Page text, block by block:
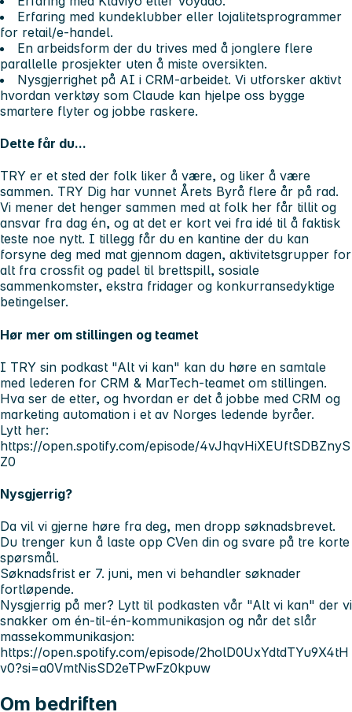
Erfaring med kundeklubber eller lojalitetsprogrammer
for retail/e-handel.
En arbeidsform der du trives med å jonglere flere
parallelle prosjekter uten å miste oversikten.
Nysgjerrighet på AI i CRM-arbeidet. Vi utforsker aktivt
hvordan verktøy som Claude kan hjelpe oss bygge
smartere flyter og jobbe raskere.
Dette får du...
TRY er et sted der folk liker å være, og liker å være
sammen. TRY Dig har vunnet Årets Byrå flere år på rad.
Vi mener det henger sammen med at folk her får tillit og
ansvar fra dag én, og at det er kort vei fra idé til å faktisk
teste noe nytt. I tillegg får du en kantine der du kan
forsyne deg med mat gjennom dagen, aktivitetsgrupper for
alt fra crossfit og padel til brettspill, sosiale
sammenkomster, ekstra fridager og konkurransedyktige
betingelser.
Hør mer om stillingen og teamet
I TRY sin podkast "Alt vi kan" kan du høre en samtale
med lederen for CRM & MarTech-teamet om stillingen.
Hva ser de etter, og hvordan er det å jobbe med CRM og
marketing automation i et av Norges ledende byråer.
Lytt her:
https://open.spotify.com/episode/4vJhqvHiXEUftSDBZnyS
Z0
Nysgjerrig?
Da vil vi gjerne høre fra deg, men dropp søknadsbrevet.
Du trenger kun å laste opp CVen din og svare på tre korte
spørsmål.
Søknadsfrist er 7. juni, men vi behandler søknader
fortløpende.
Nysgjerrig på mer? Lytt til podkasten vår "Alt vi kan" der vi
snakker om én-til-én-kommunikasjon og når det slår
massekommunikasjon:
https://open.spotify.com/episode/2holD0UxYdtdTYu9X4tH
v0?si=a0VmtNisSD2eTPwFz0kpuw
Om bedriften